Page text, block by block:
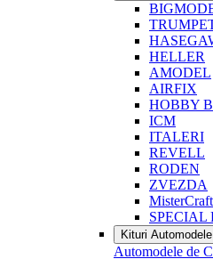
HELLER
AMODEL
AIRFIX
HOBBY
ICM
ITALERI
REVELL
RODEN
ZVEZDA
MisterCraft
SPECIAL
Kituri
Automodele de